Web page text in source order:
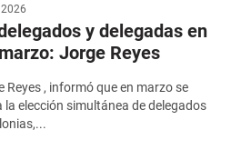
y delegadas en
Jorge Reyes
Reyes , informó que en marzo se
elección simultánea de delegados